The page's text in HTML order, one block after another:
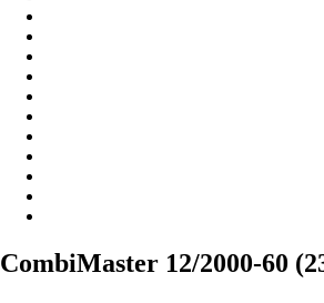
CombiMaster 12/2000-60